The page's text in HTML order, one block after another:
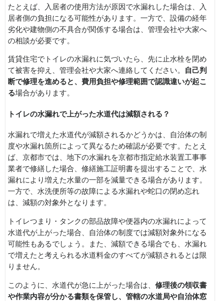
たとえば、入居者の使用方法が原因で水漏れした場合は、入
居者側の負担になる可能性があります。一方で、設備の経年
劣化や建物側の不具合が関係する場合は、管理会社や大家へ
の相談が必要です。
賃貸住宅でトイレの水漏れに気づいたら、先に止水栓を閉め
て被害を抑え、管理会社や大家へ連絡してください。
自己判
断で修理を進めると、費用負担や修理範囲で認識違いが起こ
る場合があります。
トイレの水漏れで上がった水道代は減額される？
水漏れで増えた水道代が減額されるかどうかは、自治体の制
度や水漏れ箇所によって異なるため確認が必要です。たとえ
ば、京都市では、地下の水漏れを京都市指定給水装置工事事
業者で修繕した場合、修繕施工証明書を提出することで、水
漏れにより増えた水量の一部を減量できる場合があります。
一方で、水洗便所等の故障による水漏れや蛇口の閉め忘れ
は、減額の対象外となります。
トイレつまり・タンクの部品故障や便器内の水漏れによって
水道代が上がった場合、自治体の制度では減額対象外になる
可能性もあるでしょう。また、減額できる場合でも、水漏れ
で増えたと考えられる水道料金のすべてが減額されるとは限
りません。
このように、水道代が急に上がった場合は、 修理後の領収書
や作業内容が分かる書類を保管し、管轄の水道局や自治体窓